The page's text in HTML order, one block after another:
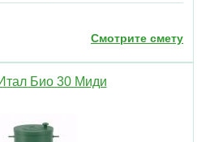
Смотрите смету
Био 30 Миди